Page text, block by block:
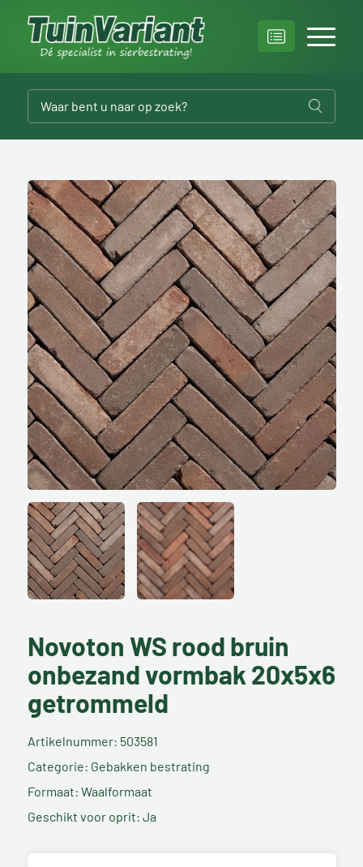
Novoton WS rood bruin
onbezand vormbak 20x5x6
getrommeld
Artikelnummer: 503581
Categorie: Gebakken bestrating
Formaat: Waalformaat
Geschikt voor oprit: Ja